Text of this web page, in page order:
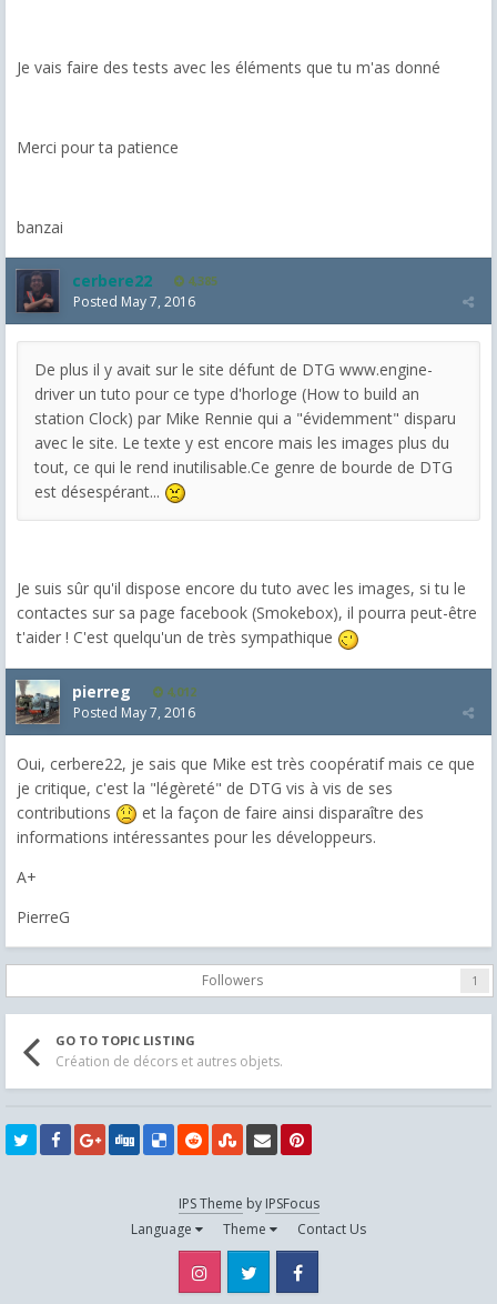
Je vais faire des tests avec les éléments que tu m'as donné
Merci pour ta patience
banzai
cerbere22 4,385
Posted May 7, 2016
De plus il y avait sur le site défunt de DTG www.engine-
driver un tuto pour ce type d'horloge (How to build an
station Clock) par Mike Rennie qui a "évidemment" disparu
avec le site. Le texte y est encore mais les images plus du
tout, ce qui le rend inutilisable.Ce genre de bourde de DTG
est désespérant...
Je suis sûr qu'il dispose encore du tuto avec les images, si tu le
contactes sur sa page facebook (Smokebox), il pourra peut-être
t'aider ! C'est quelqu'un de très sympathique
pierreg 4,012
Posted May 7, 2016
Oui, cerbere22, je sais que Mike est très coopératif mais ce que
je critique, c'est la "légèreté" de DTG vis à vis de ses
contributions
et la façon de faire ainsi disparaître des
informations intéressantes pour les développeurs.
A+
PierreG
Followers 1
GO TO TOPIC LISTING
Création de décors et autres objets.
IPS Theme by IPSFocus
Language
Theme Contact Us
Instagram Twitter